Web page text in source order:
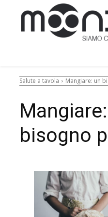
Salute a tavola Mangiare: un
bisogno